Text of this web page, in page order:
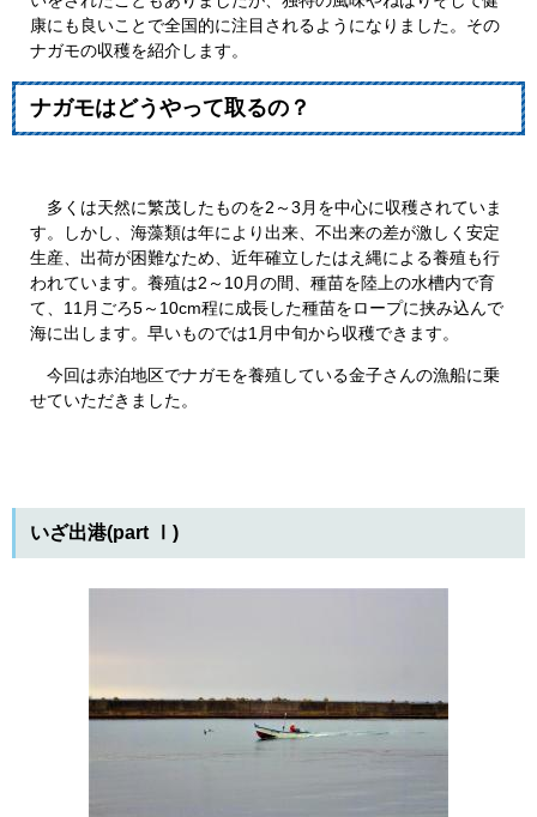
康にも良いことで全国的に注目されるようになりました。その
ナガモの収穫を紹介します。
ナガモはどうやって取るの？
多くは天然に繁茂したものを2～3月を中心に収穫されていま
す。しかし、海藻類は年により出来、不出来の差が激しく安定
生産、出荷が困難なため、近年確立したはえ縄による養殖も行
われています。養殖は2～10月の間、種苗を陸上の水槽内で育
て、11月ごろ5～10cm程に成長した種苗をロープに挟み込んで
海に出します。早いものでは1月中旬から収穫できます。
今回は赤泊地区でナガモを養殖している金子さんの漁船に乗
せていただきました。
いざ出港(part Ⅰ)